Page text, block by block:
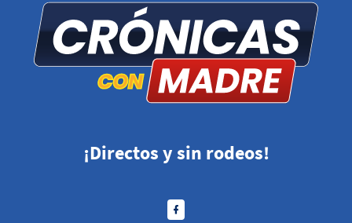
¡Directos y sin rodeos!